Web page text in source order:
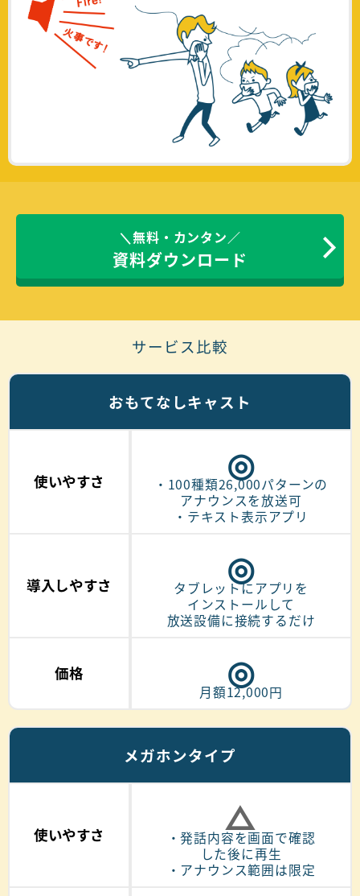
＼無料・カンタン／
資料ダウンロード
サービス比較
おもてなしキャスト
使いやすさ ◎
・100種類26,000パターンの
アナウンスを放送可
・テキスト表示アプリ
導入しやすさ ◎
タブレットにアプリを
インストールして
放送設備に接続するだけ
価格 ◎
月額12,000円
メガホンタイプ
使いやすさ △
・発話内容を画面で確認
した後に再生
・アナウンス範囲は限定